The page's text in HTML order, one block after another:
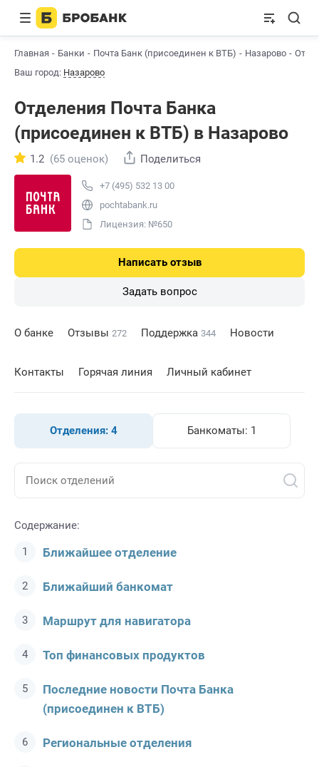
Главная Банки Почта Банк (присоединен к ВТБ) Назарово
Ваш город: Назарово
Отделения Почта Банкa
(присоединен к ВТБ) в Назарово
+7 (495) 532 13 00
pochtabank.ru
Лицензия: №650
1.2 (65 оценок) Поделиться
Написать отзыв
Задать вопрос
О банке Отзывы 272 Поддержка 344 Новости
Контакты Горячая линия Личный кабинет
Отделения: 4 Банкоматы: 1
Содержание:
Ближайшее отделение
Ближайший банкомат
Маршрут для навигатора
Топ финансовых продуктов
Последние новости Почта Банкa
(присоединен к ВТБ)
Региональные отделения